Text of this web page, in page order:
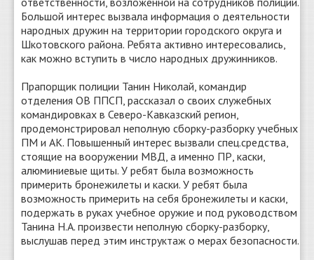
Большой интерес вызвала информация о деятельности
народных дружин на территории городского округа и
Шкотовского района. Ребята активно интересовались,
как можно вступить в число народных дружинников.
Прапорщик полиции Танин Николай, командир
отделения ОВ ППСП, рассказал о своих служебных
командировках в Северо-Кавказский регион,
продемонстрировал неполную сборку-разборку учебных
ПМ и АК. Повышенный интерес вызвали спец.средства,
стоящие на вооружении МВД, а именно ПР, каски,
алюминиевые щиты. У ребят была возможность
примерить бронежилеты и каски. У ребят была
возможность примерить на себя бронежилеты и каски,
подержать в руках учебное оружие и под руководством
Танина Н.А. произвести неполную сборку-разборку,
выслушав перед этим инструктаж о мерах безопасности.